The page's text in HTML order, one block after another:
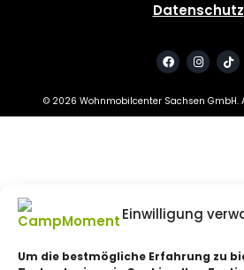
Einwilligung
Um die bestmögliche Erfahrung zu
Datenschutz
© 2026 Wohnmobilcenter Sachsen GmbH.